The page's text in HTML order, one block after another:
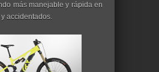
más manejable y rápida en
accidentados.